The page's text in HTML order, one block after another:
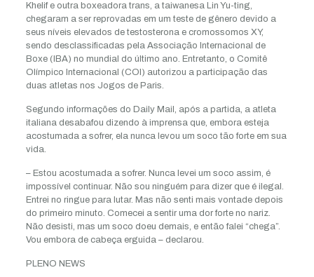
Khelif e outra boxeadora trans, a taiwanesa Lin Yu-ting,
chegaram a ser reprovadas em um teste de gênero devido a
seus níveis elevados de testosterona e cromossomos XY,
sendo desclassificadas pela Associação Internacional de
Boxe (IBA) no mundial do último ano. Entretanto, o Comitê
Olímpico Internacional (COI) autorizou a participação das
duas atletas nos Jogos de Paris.
Segundo informações do Daily Mail, após a partida, a atleta
italiana desabafou dizendo à imprensa que, embora esteja
acostumada a sofrer, ela nunca levou um soco tão forte em sua
vida.
– Estou acostumada a sofrer. Nunca levei um soco assim, é
impossível continuar. Não sou ninguém para dizer que é ilegal.
Entrei no ringue para lutar. Mas não senti mais vontade depois
do primeiro minuto. Comecei a sentir uma dor forte no nariz.
Não desisti, mas um soco doeu demais, e então falei “chega”.
Vou embora de cabeça erguida – declarou.
PLENO NEWS